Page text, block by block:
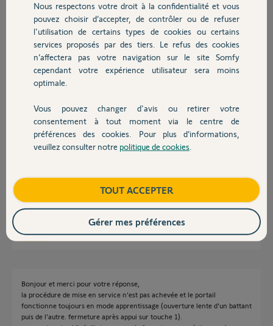
Chauffage
Autres produits
Devis avec un pro
Contact
est ce possible et comment ?
Thomas G.
il y a plus de 6 ans
Participer au fil de discussion
Réponses
Comment est le voyant rouge actuellement lors de vos constatations ?
il y a plus de 6 ans
Bonjour et merci pour votre réponse,
la procédure de mise en service n'est pas achevée et le portail
fonctionne toujours en mode apprentissage (ouverture lente d'un battant
puis de l'autre. fermeture après appui sur touche 1).
Nous respectons votre droit à la confidentialité et vous
pouvez choisir d’accepter, de contrôler ou de refuser
l'utilisation de certains types de cookies ou certains
services proposés par des tiers. Le refus des cookies
n’affectera pas votre navigation sur le site Somfy
cependant votre expérience utilisateur sera moins
optimale.
Vous pouvez changer d'avis ou retirer votre
consentement à tout moment via le centre de
préférences des cookies. Pour plus d’informations,
veuillez consulter notre politique de cookies
TOUT ACCEPTER
Gérer mes préférences